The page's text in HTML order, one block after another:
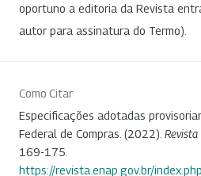
oportuno a editoria da Revista
autor para assinatura do Termo).
Como Citar
Especificações adotadas
Federal de Compras. (2022). Revista
169-175.
https://revista.enap.gov.br/